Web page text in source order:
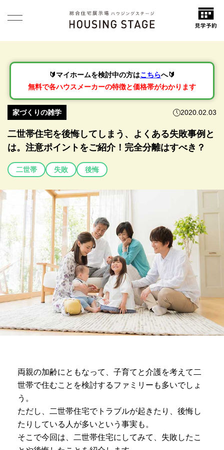
🔰マイホームを検討中の方はこちらへ🔰
無料で各ハウスメーカーの特徴と価格帯がわかります
家づくりの雑学 2020.02.03
二世帯住宅を後悔してしまう、よくある失敗事例と
は。注意ポイントをご紹介！完全分離はすべき？
二世帯 失敗 後悔
両親の加齢にともなって、子育てと介護を考えて二
世帯で住むことを検討するファミリーも多いでしょ
う。
ただし、二世帯住宅でトラブルが起きたり、後悔し
たりしている人が多いという事実も。
そこで今回は、二世帯住宅にしてみて、失敗したこ